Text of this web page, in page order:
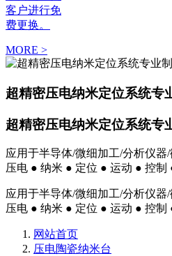
客户进行免
费更换。
MORE >
超精密压电纳米定位系统专
超精密压电纳米定位系统专
应用于半导体/微细加工/分析仪
压电 ● 纳米 ● 定位 ● 运动 ● 控制
应用于半导体/微细加工/分析仪
压电 ● 纳米 ● 定位 ● 运动 ● 控制
网站首页
压电陶瓷纳米台